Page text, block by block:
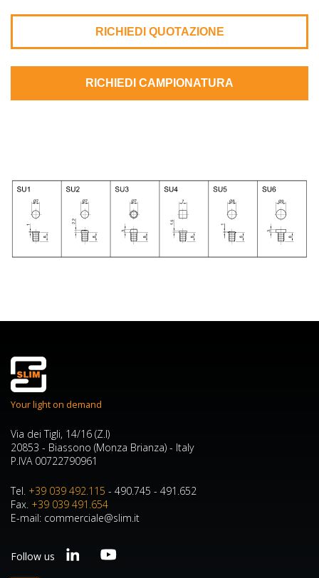
RICHIEDI QUOTAZIONE
RICHIEDI CAMPIONATURA
Your light on demand
Via dei Tigli, 14/16 (Z.I)
20853 - Biassono (Monza Brianza) - Italy
P.IVA 00722790961
Tel. +39 039 492.115 - 490.745 - 491.652
Fax. +39 039 491.654
E-mail: commerciale@slim.it
Follow us